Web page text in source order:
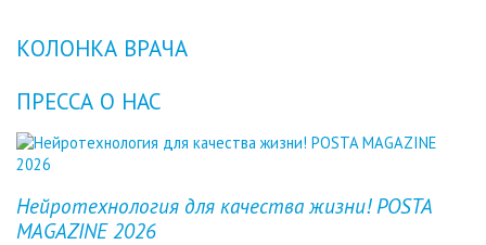
КОЛОНКА ВРАЧА
ПРЕССА О НАС
Нейротехнология для качества жизни! POSTA
MAGAZINE 2026
Previous